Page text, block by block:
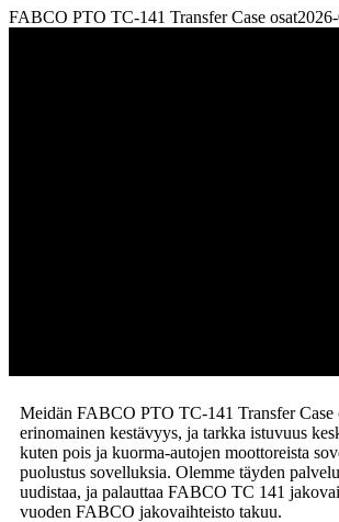
FABCO PTO TC-141 Transfer Case osat
Meidän FABCO PTO TC-141 Transfer
erinomainen kestävyys, ja tarkka istuvuus
kuten pois ja kuorma-autojen moottoreista
puolustus sovelluksia. Olemme täyden
uudistaa, ja palauttaa FABCO TC 141
vuoden FABCO jakovaihteisto takuu.